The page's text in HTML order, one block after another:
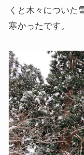
くと木々についた
寒かったです。